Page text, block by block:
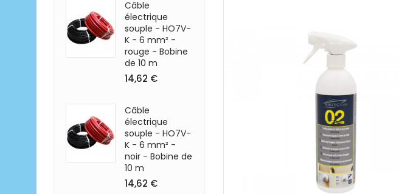
Câble
électrique
souple - HO7V-
K - 6 mm² -
rouge - Bobine
de 10 m
14,62 €
Câble
électrique
souple - HO7V-
K - 6 mm² -
noir - Bobine de
10 m
14,62 €